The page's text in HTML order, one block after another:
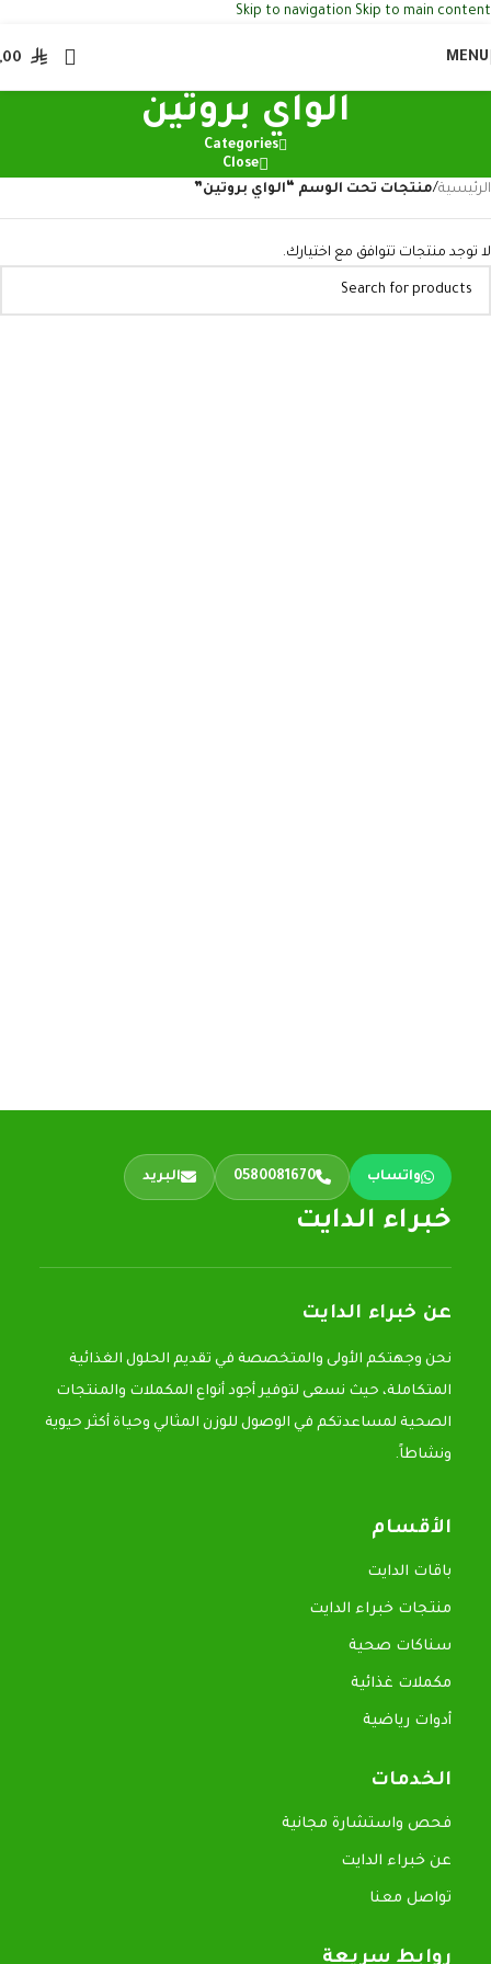
Skip to navigation Skip to main content
MENU
الواي بروتين
Categories
Close
الرئيسية/منتجات تحت الوسم “الواي بروتين”
لا توجد منتجات تتوافق مع اختيارك.
واتساب 0580081670 البريد
خبراء الدايت
عن خبراء الدايت
نحن وجهتكم الأولى والمتخصصة في تقديم الحلول الغذائية
المتكاملة، حيث نسعى لتوفير أجود أنواع المكملات والمنتجات
الصحية لمساعدتكم في الوصول للوزن المثالي وحياة أكثر حيوية
ونشاطاً.
الأقسام
باقات الدايت
منتجات خبراء الدايت
سناكات صحية
مكملات غذائية
أدوات رياضية
الخدمات
فحص واستشارة مجانية
عن خبراء الدايت
تواصل معنا
روابط سريعة